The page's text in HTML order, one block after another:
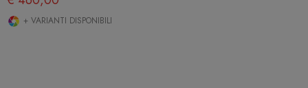
+ VARIANTI DISPONIBILI